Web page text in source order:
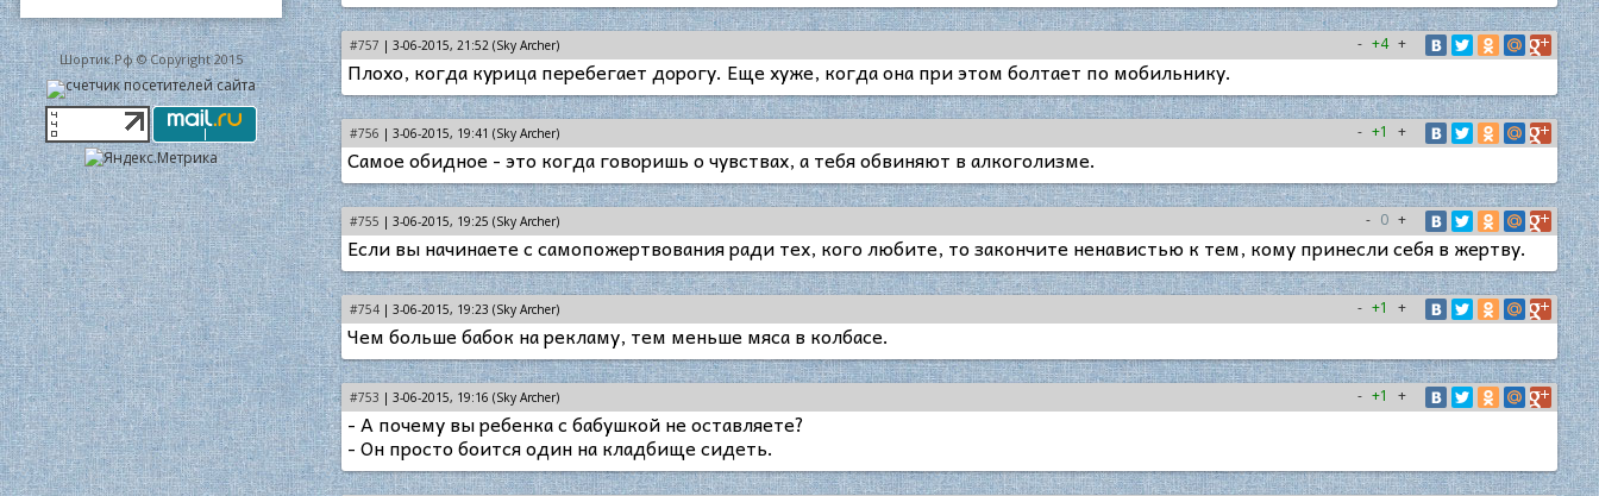
Шортик.Рф © Copyright 2015
#757 | 3-06-2015, 21:52 (Sky Archer) - +4 +
Плохо, когда курица перебегает дорогу. Еще хуже, когда она при этом болтает по мобильнику.
#756 | 3-06-2015, 19:41 (Sky Archer) - +1 +
Самое обидное - это когда говоришь о чувствах, а тебя обвиняют в алкоголизме.
#755 | 3-06-2015, 19:25 (Sky Archer) - 0 +
Еcли вы начинаете с самопожертвования ради тех, кого любите, то закончите ненавистью к тем, кому принесли себя в жертву.
#754| 3-06-2015, 19:23 (Sky Archer) - +1 +
Чем больше бабок на рекламу, тем меньше мяса в колбасе.
#753 | 3-06-2015, 19:16 (Sky Archer) - +1 +
- А почему вы ребенка с бабушкой не оставляете?
- Он просто боится один на кладбище сидеть.